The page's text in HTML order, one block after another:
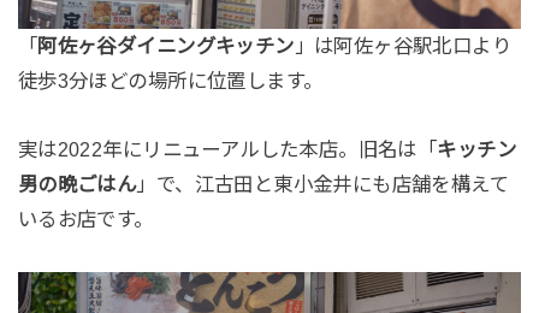
「阿佐ヶ谷ダイニングキッチン 」は阿佐ヶ谷駅北口より
徒歩3分ほどの場所に位置します。
実は2022年にリニューアルした本店。旧名は「 キッチン
男の晩ごはん」で、江古田と東小金井にも店舗を構えて
いるお店です。